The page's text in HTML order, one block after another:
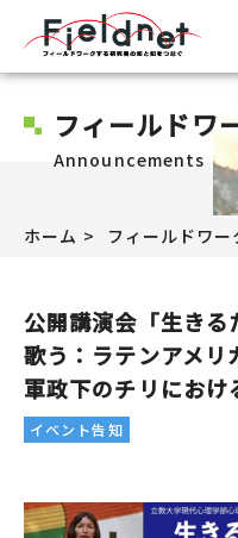
フィールドワ
Announcements
ホーム フィールドワ
公開講演会「生きる
歌う：ラテンアメリ
軍政下のチリにおけ
イベント告知